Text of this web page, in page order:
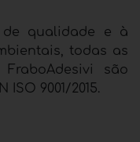
de qualidade e à
todas as
são
9001/2015.